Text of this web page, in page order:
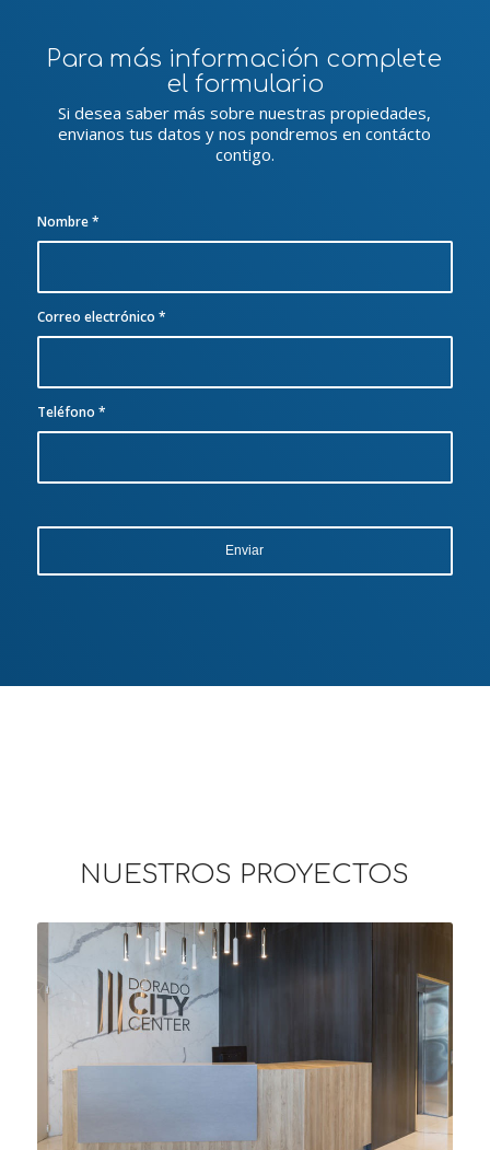
Para más información complete
el formulario
Si desea saber más sobre nuestras propiedades,
envianos tus datos y nos pondremos en contácto
contigo.
Nombre*
Correo electrónico *
Teléfono *
NUESTROS PROYECTOS